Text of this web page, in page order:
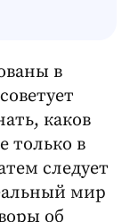
в
каков
только в
следует
мир
об